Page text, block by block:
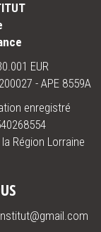
EUR
- APE 8559A
enregistré
Région Lorraine